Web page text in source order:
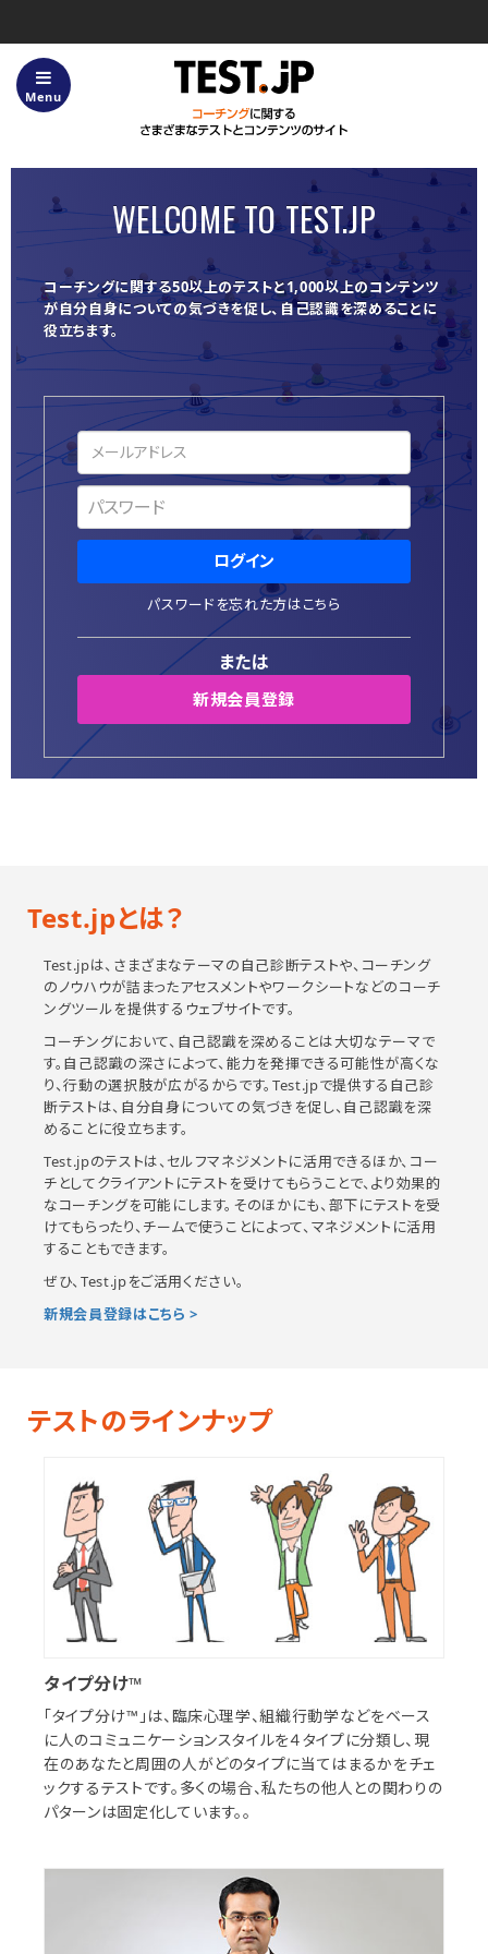
サービス内容
「タイプ分け™」とは？
コーチングについてのFAQ
テスト一覧
よくあるご質問・お問い合わせ
利用規約
コンテンツ使用のガイドライン
個人情報保護方針
特定商取引法に基づく表示
システム動作環境
Menu
WELCOME TO TEST.JP
コーチングに関する50以上のテストと1,000以上のコンテンツ
が自分自身についての気づきを促し、自己認識を深めることに
役立ちます。
ログイン
パスワードを忘れた方はこちら
または
新規会員登録
Test.jpとは？
Test.jpは、さまざまなテーマの自己診断テストや、コーチング
のノウハウが詰まったアセスメントやワークシートなどのコーチ
ングツールを提供するウェブサイトです。
コーチングにおいて、自己認識を深めることは大切なテーマで
す。自己認識の深さによって、能力を発揮できる可能性が高くな
り、行動の選択肢が広がるからです。Test.jpで提供する自己診
断テストは、自分自身についての気づきを促し、自己認識を深
めることに役立ちます。
Test.jpのテストは、セルフマネジメントに活用できるほか、コー
チとしてクライアントにテストを受けてもらうことで、より効果的
なコーチングを可能にします。そのほかにも、部下にテストを受
けてもらったり、チームで使うことによって、マネジメントに活用
することもできます。
ぜひ、Test.jpをご活用ください。
新規会員登録はこちら >
テストのラインナップ
タイプ分け™
「タイプ分け™」は、臨床心理学、組織行動学などをベース
に人のコミュニケーションスタイルを４タイプに分類し、現
在のあなたと周囲の人がどのタイプに当てはまるかをチェ
ックするテストです。多くの場合、私たちの他人との関わりの
パターンは固定化しています。。